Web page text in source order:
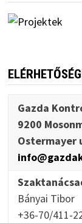
Gazda
9200
Ostermayer
Bányai Tibor
+36-70/411-